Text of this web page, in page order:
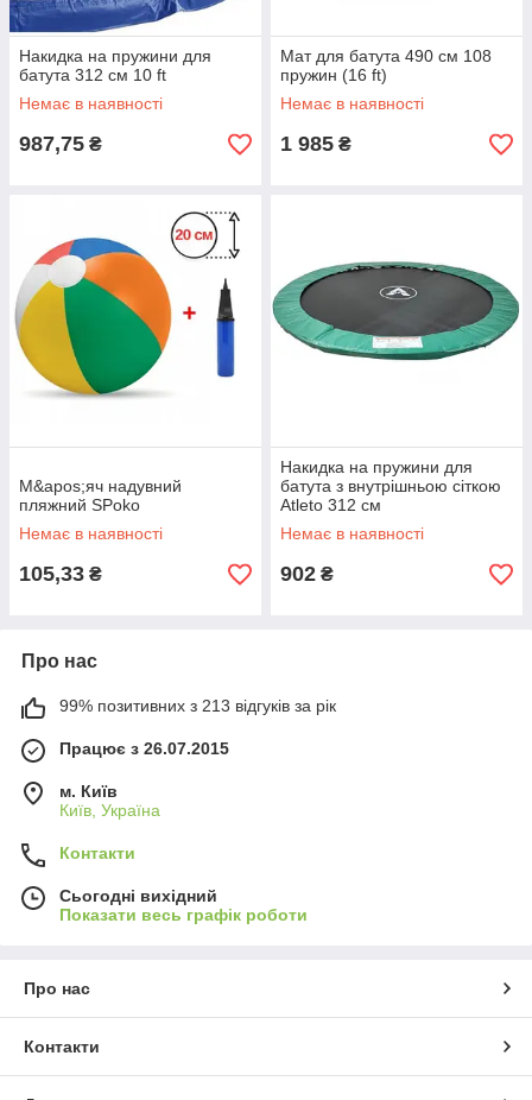
Накидка на пружини для
батута 312 см 10 ft
Немає в наявності
987,75 ₴
Мат для батута 490 см 108
пружин (16 ft)
Немає в наявності
1 985 ₴
М&apos;яч надувний
пляжний SPoko
Немає в наявності
105,33 ₴
Накидка на пружини для
батута з внутрішньою сіткою
Atleto 312 см
Немає в наявності
902 ₴
Про нас
99% позитивних з 213 відгуків за рік
Працює з 26.07.2015
м. Київ
Київ, Україна
Контакти
Сьогодні вихідний
Показати весь графік роботи
Про нас
Контакти